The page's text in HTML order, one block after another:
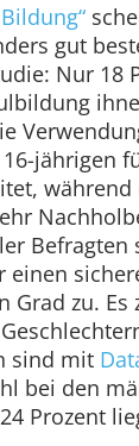
gut
Nur 18
jährigen
Befragten
einen
Grad zu. Es
sind mit
bei den
Prozent